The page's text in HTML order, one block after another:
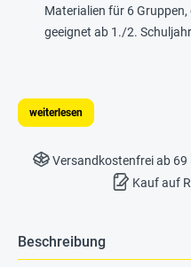
Materialien für 6
geeignet ab 1./2. Schuljahr
weiterlesen
Versandkostenfrei ab 69
Kauf auf
Beschreibung